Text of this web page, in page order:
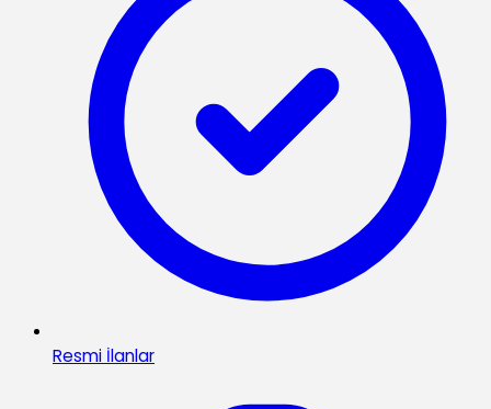
Resmi İlanlar